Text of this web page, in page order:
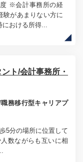
※会計事務所の経
験があまりない方に
おける所得...
ト/会計事務所・
務移行型キャリアプ
5分の場所に位置して
数ながらも互いに相